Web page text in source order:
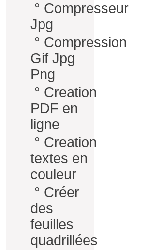
° Compresseur
Jpg
° Compression
Gif Jpg
Png
° Creation
PDF en
ligne
° Creation
textes en
couleur
° Créer
des
feuilles
quadrillées